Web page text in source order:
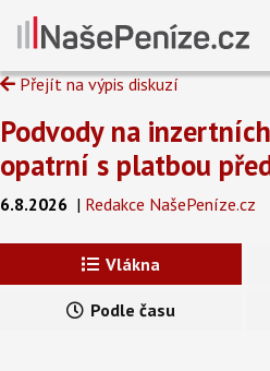
Přejít na výpis diskuzí
Podvody na
opatrní s platbou
6.8.2026 | Redakce NašePeníze.cz
Vlákna
Podle času